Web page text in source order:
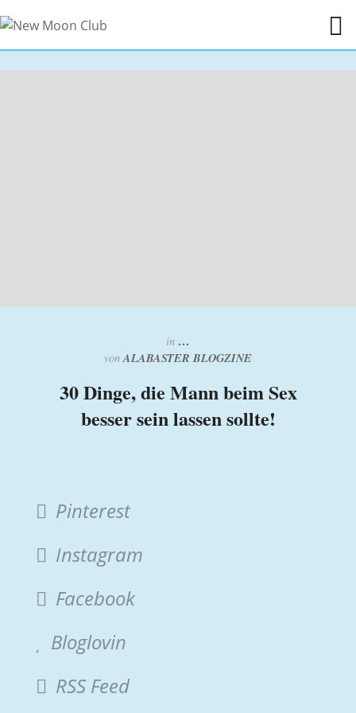
in ...
von ALABASTER BLOGZINE
30 Dinge, die Mann beim Sex
besser sein lassen sollte!
Pinterest
Instagram
Facebook
Bloglovin
RSS Feed